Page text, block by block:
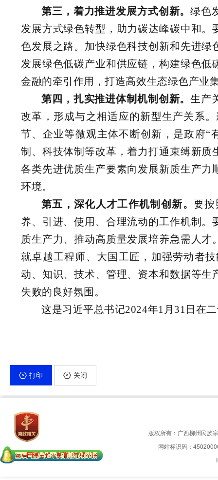
第三，着力推进发展方式创新。绿色
发展方式绿色转型，助力碳达峰碳中和
色发展之路。加快绿色科技创新和先进
发展绿色低碳产业和供应链，构建绿色
金融的牵引作用，打造高效生态绿色产业
第四，扎实推进体制机制创新。生产
改革，形成与之相适应的新型生产关系
节、企业等微观主体不断创新，是政府“
制、科技体制等改革，着力打通束缚新
各类先进优质生产要素向发展新质生产
环境。
第五，深化人才工作机制创新。 要按
养、引进、使用、合理流动的工作机制
质生产力、推动高质量发展培养急需人
就卓越工程师、大国工匠，加强劳动者
动、知识、技术、管理、资本和数据等
失败的良好氛围。
这是习近平总书记2024年1月31日在
打印 关闭
版权所有：广西柳州民族
网站标识码：